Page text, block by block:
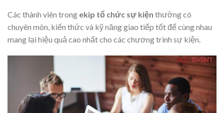
Các thành viên trong ekip tổ chức sự kiện thường có
chuyên môn, kiến thức và kỹ năng giao tiếp tốt để cùng nhau
mang lại hiệu quả cao nhất cho các chương trình sự kiện.